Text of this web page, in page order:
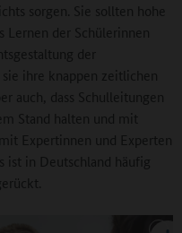
sorgen. Sie sollten hohe
Lernen der Schülerinnen
der
ihre knappen zeitlichen
auch, dass Schulleitungen
Stand halten und mit
Expertinnen und Experten
ist in Deutschland häufig